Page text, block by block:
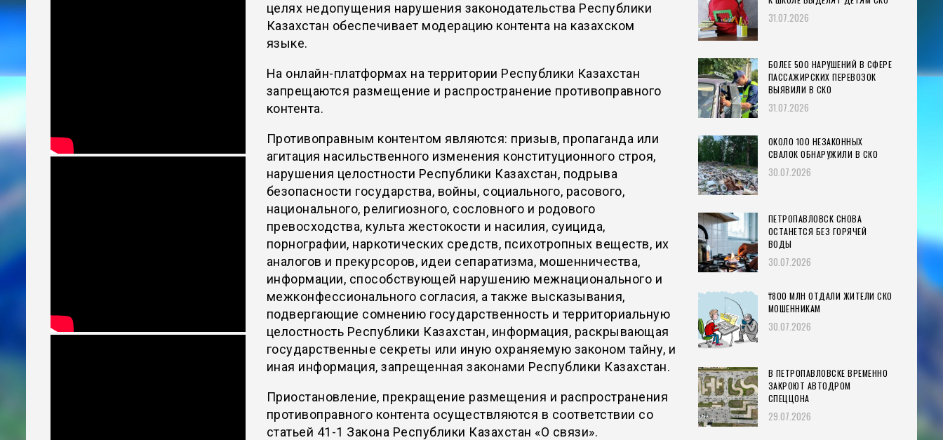
целях недопущения нарушения законодательства Республики
Казахстан обеспечивает модерацию контента на казахском
языке.
На онлайн-платформах на территории Республики Казахстан
запрещаются размещение и распространение противоправного
контента.
Противоправным контентом являются: призыв, пропаганда или
агитация насильственного изменения конституционного строя,
нарушения целостности Республики Казахстан, подрыва
безопасности государства, войны, социального, расового,
национального, религиозного, сословного и родового
превосходства, культа жестокости и насилия, суицида,
порнографии, наркотических средств, психотропных веществ, их
аналогов и прекурсоров, идеи сепаратизма, мошенничества,
информации, способствующей нарушению межнационального и
межконфессионального согласия, а также высказывания,
подвергающие сомнению государственность и территориальную
целостность Республики Казахстан, информация, раскрывающая
государственные секреты или иную охраняемую законом тайну, и
иная информация, запрещенная законами Республики Казахстан.
Приостановление, прекращение размещения и распространения
противоправного контента осуществляются в соответствии со
статьей 41-1 Закона Республики Казахстан «О связи».
31.07.2026
БОЛЕЕ 500 НАРУШЕНИЙ В СФЕРЕ
ПАССАЖИРСКИХ ПЕРЕВОЗОК
ВЫЯВИЛИ В СКО
31.07.2026
ОКОЛО 100 НЕЗАКОННЫХ
СВАЛОК ОБНАРУЖИЛИ В СКО
30.07.2026
ПЕТРОПАВЛОВСК СНОВА
ОСТАНЕТСЯ БЕЗ ГОРЯЧЕЙ
ВОДЫ
30.07.2026
₸800 МЛН ОТДАЛИ ЖИТЕЛИ СКО
МОШЕННИКАМ
30.07.2026
В ПЕТРОПАВЛОВСКЕ ВРЕМЕННО
ЗАКРОЮТ АВТОДРОМ
СПЕЦЦОНА
29.07.2026